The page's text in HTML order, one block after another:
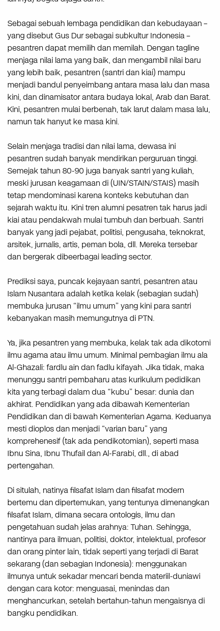
Sebagai sebuah lembaga pendidikan dan kebudayaan –
yang disebut Gus Dur sebagai subkultur Indonesia –
pesantren dapat memilih dan memilah. Dengan tagline
menjaga nilai lama yang baik, dan mengambil nilai baru
yang lebih baik, pesantren (santri dan kiai) mampu
menjadi bandul penyeimbang antara masa lalu dan masa
kini, dan dinamisator antara budaya lokal, Arab dan Barat.
Kini, pesantren mulai berbenah, tak larut dalam masa lalu,
namun tak hanyut ke masa kini.
Selain menjaga tradisi dan nilai lama, dewasa ini
pesantren sudah banyak mendirikan perguruan tinggi.
Semejak tahun 80-90 juga banyak santri yang kuliah,
meski jurusan keagamaan di (UIN/STAIN/STAIS) masih
tetap mendominasi karena konteks kebutuhan dan
sejarah waktu itu. Kini tren alumni pesatren tak harus jadi
kiai atau pendakwah mulai tumbuh dan berbuah. Santri
banyak yang jadi pejabat, politisi, pengusaha, teknokrat,
arsitek, jurnalis, artis, peman bola, dll. Mereka tersebar
dan bergerak dibeerbagai leading sector.
Prediksi saya, puncak kejayaan santri, pesantren atau
Islam Nusantara adalah ketika kelak (sebagian sudah)
membuka jurusan “ilmu umum” yang kini para santri
kebanyakan masih memungutnya di PTN.
Ya, jika pesantren yang membuka, kelak tak ada dikotomi
ilmu agama atau ilmu umum. Minimal pembagian ilmu ala
Al-Ghazali: fardlu ain dan fadlu kifayah. Jika tidak, maka
menunggu santri pembaharu atas kurikulum pedidikan
kita yang terbagi dalam dua “kubu” besar: dunia dan
akhirat. Pendidikan yang ada dibawah Kementerian
Pendidikan dan di bawah Kementerian Agama. Keduanya
mesti dioplos dan menjadi “varian baru” yang
komprehenesif (tak ada pendikotomian), seperti masa
Ibnu Sina, Ibnu Thufail dan Al-Farabi, dll., di abad
pertengahan.
Di situlah, natinya filsafat Islam dan filsafat modern
bertemu dan dipertemukan, yang tentunya dimenangkan
filsafat Islam, dimana secara ontologis, ilmu dan
pengetahuan sudah jelas arahnya: Tuhan. Sehingga,
nantinya para ilmuan, politisi, doktor, intelektual, profesor
dan orang pinter lain, tidak seperti yang terjadi di Barat
sekarang (dan sebagian Indonesia): menggunakan
ilmunya untuk sekadar mencari benda materiil-duniawi
dengan cara kotor: menguasai, menindas dan
menghancurkan, setelah bertahun-tahun mengaisnya di
bangku pendidikan.